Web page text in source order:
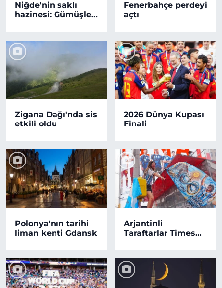
Niğde'nin saklı
hazinesi: Gümüşler
Fenerbahçe perdeyi
açtı
Zigana Dağı'nda sis
etkili oldu
2026 Dünya Kupası
Finali
Polonya'nın tarihi
liman kenti Gdansk
Arjantinli
Taraftarlar Times